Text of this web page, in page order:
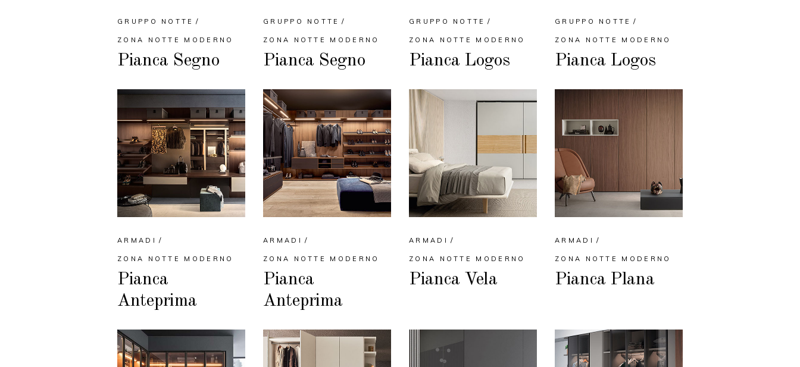
GRUPPO NOTTE
ZONA NOTTE MODERNO
Pianca Segno
GRUPPO NOTTE
ZONA NOTTE MODERNO
Pianca Segno
GRUPPO NOTTE
ZONA NOTTE MODERNO
Pianca Logos
GRUPPO NOTTE
ZONA NOTTE MODERNO
Pianca Logos
ARMADI
ZONA NOTTE MODERNO
Pianca
Anteprima
ARMADI
ZONA NOTTE MODERNO
Pianca
Anteprima
ARMADI
ZONA NOTTE MODERNO
Pianca Vela
ARMADI
ZONA NOTTE MODERNO
Pianca Plana